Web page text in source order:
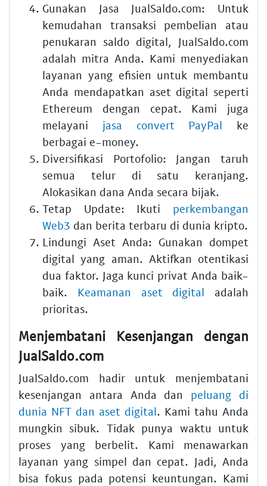
Gunakan Jasa JualSaldo.com: Untuk
kemudahan transaksi pembelian atau
penukaran saldo digital, JualSaldo.com
adalah mitra Anda. Kami menyediakan
layanan yang efisien untuk membantu
Anda mendapatkan aset digital seperti
Ethereum dengan cepat. Kami juga
melayani jasa convert PayPal ke
berbagai e-money.
Diversifikasi Portofolio: Jangan taruh
semua telur di satu keranjang.
Alokasikan dana Anda secara bijak.
Tetap Update: Ikuti perkembangan
Web3 dan berita terbaru di dunia kripto.
Lindungi Aset Anda: Gunakan dompet
digital yang aman. Aktifkan otentikasi
dua faktor. Jaga kunci privat Anda baik-
baik. Keamanan aset digital adalah
prioritas.
Menjembatani Kesenjangan dengan
JualSaldo.com
JualSaldo.com hadir untuk menjembatani
kesenjangan antara Anda dan peluang di
dunia NFT dan aset digital. Kami tahu Anda
mungkin sibuk. Tidak punya waktu untuk
proses yang berbelit. Kami menawarkan
layanan yang simpel dan cepat. Jadi, Anda
bisa fokus pada potensi keuntungan. Kami